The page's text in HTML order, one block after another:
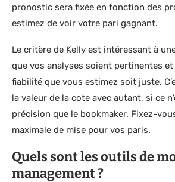
pronostic sera fixée en fonction des
estimez de voir votre pari gagnant.
Le critère de Kelly est intéressant à
que vos analyses soient pertinentes et
fiabilité que vous estimez soit juste.
la valeur de la cote avec autant, si ce
précision que le bookmaker. Fixez-
maximale de mise pour vos paris.
Quels sont les outils de
management?